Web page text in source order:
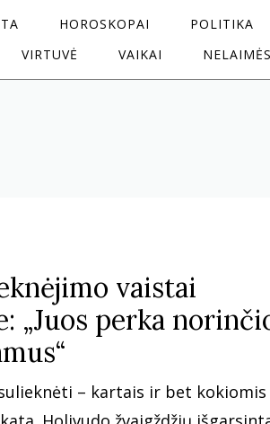
HOROSKOPAI POLITIKA
VIRTUVĖ
VAIKAI NELAIMĖS
vaistai
„Juos perka
– kartais ir bet kokiomis